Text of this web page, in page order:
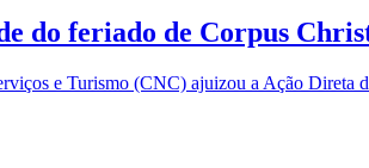
do feriado de Corpus
e Turismo (CNC) ajuizou a Ação